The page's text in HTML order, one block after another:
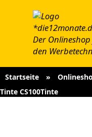
Startseite »
Tinte CS100Tinte